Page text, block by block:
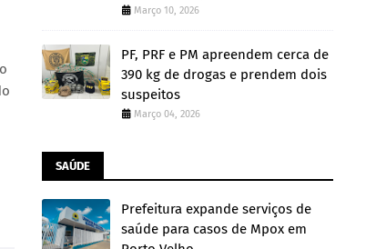
Março 10, 2026
PF, PRF e PM apreendem cerca de
390 kg de drogas e prendem dois
suspeitos
Março 04, 2026
SAÚDE
Prefeitura expande serviços de
saúde para casos de Mpox em